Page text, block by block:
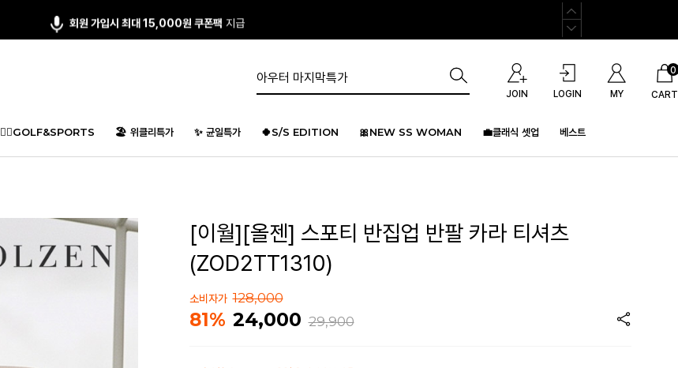
회원 가입시 최대 15,000원 쿠폰팩 지급
JOIN LOGIN MY CART
0
🏌️‍♂️GOLF&SPORTS 🏖️ 위클리특가 ✨ 균일특가 🍀S/S EDITION 🎀NEW SS WOMAN 💼클래식 셋업 베스트
[이월][올젠] 스포티 반집업 반팔 카라 티셔츠
(ZOD2TT1310)
소비자가 128,000
81% 24,000 29,900